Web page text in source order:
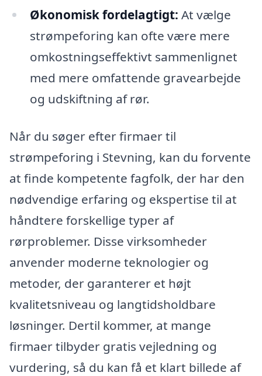
Økonomisk fordelagtigt: At vælge
strømpeforing kan ofte være mere
omkostningseffektivt sammenlignet
med mere omfattende gravearbejde
og udskiftning af rør.
Når du søger efter firmaer til
strømpeforing i Stevning, kan du forvente
at finde kompetente fagfolk, der har den
nødvendige erfaring og ekspertise til at
håndtere forskellige typer af
rørproblemer. Disse virksomheder
anvender moderne teknologier og
metoder, der garanterer et højt
kvalitetsniveau og langtidsholdbare
løsninger. Dertil kommer, at mange
firmaer tilbyder gratis vejledning og
vurdering, så du kan få et klart billede af